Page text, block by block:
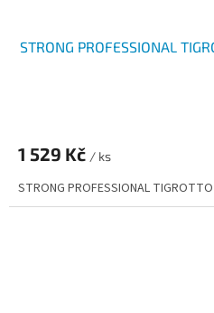
STRONG PROFESSIONAL
1 529 Kč / ks
STRONG PROFESSIONAL